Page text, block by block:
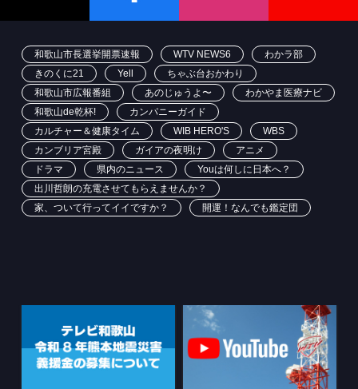
和歌山市長選挙開票速報 WTV NEWS6
わかラ部
きのくに21
Yell
ちゃぶ台おかわり
和歌山市広報番組
あのじゅうよ〜
わかやま医療ナビ
和歌山de乾杯!
カンパニーガイド
カルチャー＆健康タイム
WIB HERO'S
WBS
カンブリア宮殿
ガイアの夜明け
アニメ
ドラマ
県内のニュース
Youは何しに日本へ？
出川哲朗の充電させてもらえませんか？
家、ついて行ってイイですか？
開運！なんでも鑑定団